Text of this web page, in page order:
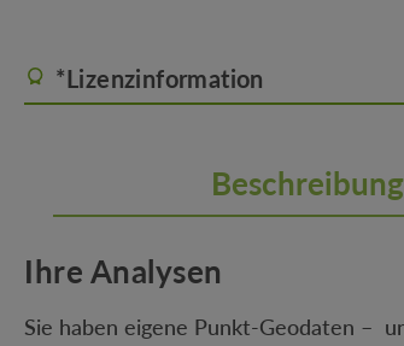
*Lizenzinformation
Beschreibung
Ihre Analysen
Sie haben eigene Punkt-Geodaten –